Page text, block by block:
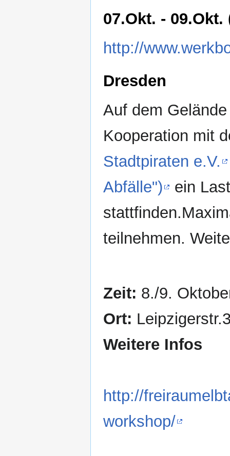
07.Okt. -
http://
Dresden
Auf dem
Kooperation mit
Stadtpiraten e.V.
Abfälle")
ein
teilnehmen.
Zeit: 8./9.
Ort:
Weitere Infos
http://
workshop/